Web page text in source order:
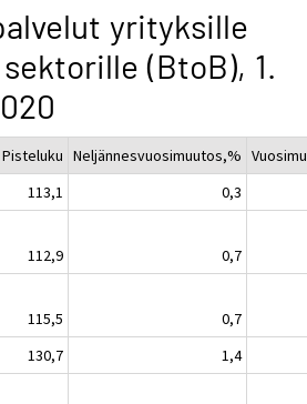
yrityksille
(BtoB), 1.
Pisteluku Neljännesvuosimuutos,%
113,1
0,3
112,9
0,7
115,5
0,7
130,7
1,4